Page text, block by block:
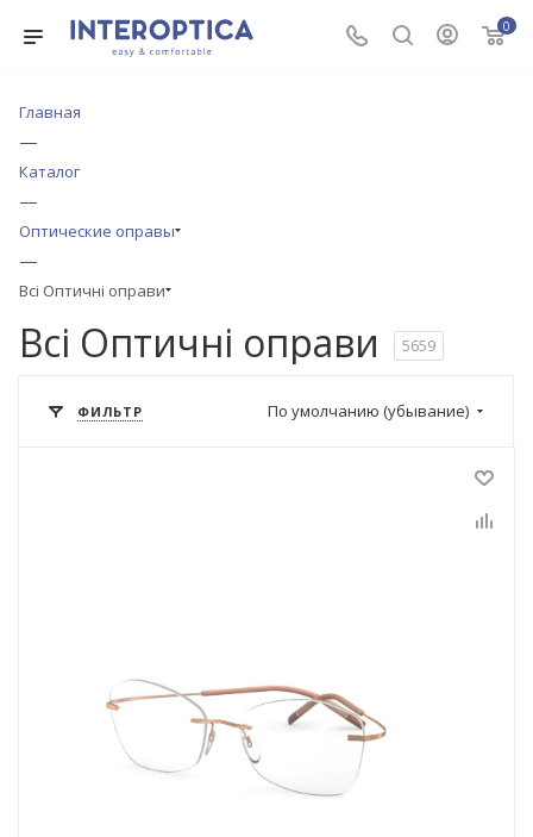
0
Главная
—
Каталог
—
Оптические оправы
—
Всі Оптичні оправи
Всі Оптичні оправи 5659
ФИЛЬТР По умолчанию (убывание)